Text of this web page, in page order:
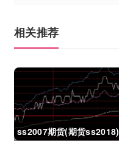
相关推荐
ss2007期货(期货ss2018)